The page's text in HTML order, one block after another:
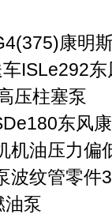
康明
ISLe292
压柱塞泵
东风
机油压力偏
波纹管零件
油泵